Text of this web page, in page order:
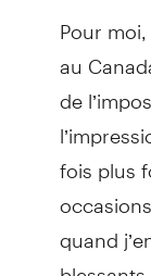
Pour
au
de
fois plus
quand